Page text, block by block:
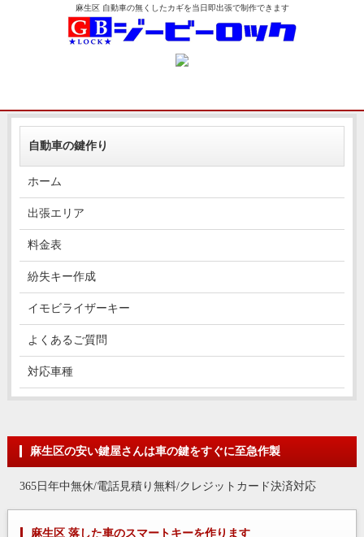
麻生区 自動車の無くしたカギを当日即出張で制作できます
麻生区の安い鍵屋さんは車の鍵をすぐに至急作製
365日年中無休/電話見積り無料/クレジットカード決済対応
麻生区 落した車のスマートキーを作ります
自動車の鍵作り
ホーム
出張エリア
料金表
紛失キー作成
イモビライザーキー
よくあるご質問
対応車種